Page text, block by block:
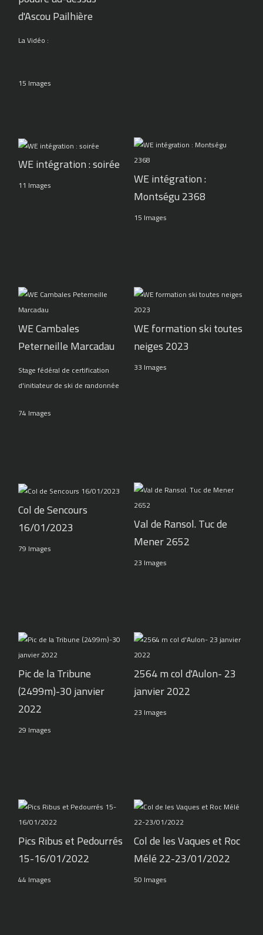
d'Ascou Pailhière
La Vidéo :
15 Images
WE intégration : soirée
11 Images
WE intégration :
Montségu 2368
15 Images
WE Cambales
Peterneille Marcadau
Stage fédéral de certification
d'initiateur de ski de randonnée
74 Images
WE formation ski toutes
neiges 2023
33 Images
Col de Sencours
16/01/2023
79 Images
Val de Ransol. Tuc de
Mener 2652
23 Images
Pic de la Tribune
(2499m)-30 janvier
2022
29 Images
2564 m col d'Aulon- 23
janvier 2022
23 Images
Pics Ribus et Pedourrés
15-16/01/2022
44 Images
Col de les Vaques et Roc
Mélé 22-23/01/2022
50 Images